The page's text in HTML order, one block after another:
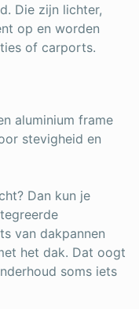
Die zijn lichter,
op en worden
of carports.
aluminium frame
stevigheid en
Dan kun je
van dakpannen
het dak. Dat oogt
soms iets